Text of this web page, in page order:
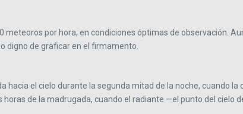
meteoros por hora, en condiciones óptimas de observación.
digno de graficar en el firmamento.
hacia el cielo durante la segunda mitad de la noche, cuando
de la madrugada, cuando el radiante —el punto del cielo